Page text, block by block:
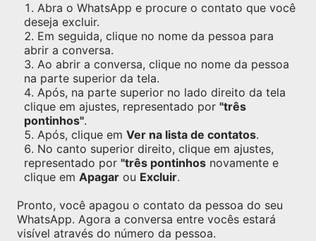
Abra o WhatsApp e procure o contato que você
deseja excluir.
Em seguida, clique no nome da pessoa para
abrir a conversa.
Ao abrir a conversa, clique no nome da pessoa
na parte superior da tela.
Após, na parte superior no lado direito da tela
clique em ajustes, representado por "três
pontinhos".
Após, clique em Ver na lista de contatos.
No canto superior direito, clique em ajustes,
representado por "três pontinhos novamente e
clique em Apagar ou Excluir.
Pronto, você apagou o contato da pessoa do seu
WhatsApp. Agora a conversa entre vocês estará
visível através do número da pessoa.